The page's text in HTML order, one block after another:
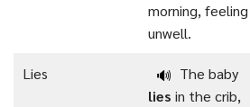
morning, feeling
unwell.
Lies 🔊 The baby
lies in the crib,